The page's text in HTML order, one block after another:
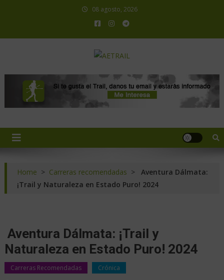
08 agosto, 2026
Home > Carreras recomendadas >
Aventura Dálmata:
¡Trail y Naturaleza en Estado Puro! 2024
Aventura Dálmata: ¡Trail y
Naturaleza en Estado Puro! 2024
Carreras Recomendadas Crónica